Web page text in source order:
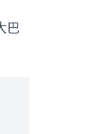
巴